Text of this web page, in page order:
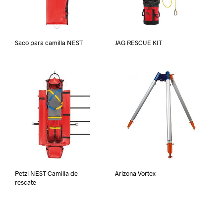
Saco para camilla NEST JAG RESCUE KIT
Petzl NEST Camilla de
rescate
Arizona Vortex